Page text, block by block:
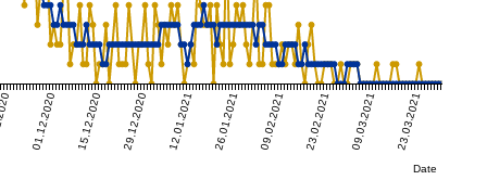
Date
01.12.2020 15.12.2020 29.12.2020 12.01.2021 26.01.2021 09.02.2021 23.02.2021 09.03.2021 23.03.2021